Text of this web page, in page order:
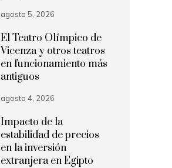
agosto 5, 2026
El Teatro Olímpico de
Vicenza y otros teatros
en funcionamiento más
antiguos
agosto 4, 2026
Impacto de la
estabilidad de precios
en la inversión
extranjera en Egipto